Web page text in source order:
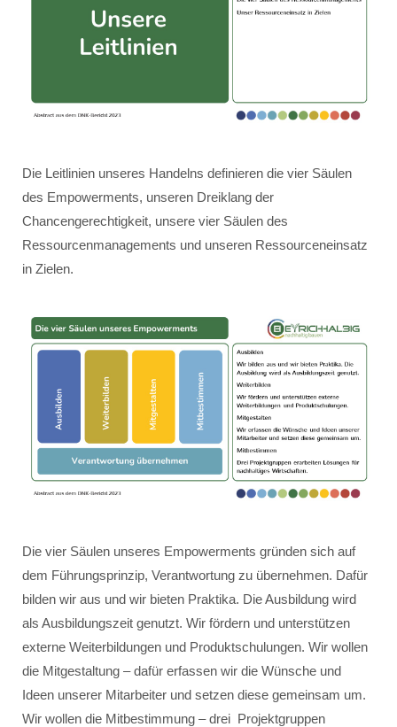
Die Leitlinien unseres Handelns definieren die vier Säulen
des Empowerments, unseren Dreiklang der
Chancengerechtigkeit, unsere vier Säulen des
Ressourcenmanagements und unseren Ressourceneinsatz
in Zielen.
Die vier Säulen unseres Empowerments gründen sich auf
dem Führungsprinzip, Verantwortung zu übernehmen. Dafür
bilden wir aus und wir bieten Praktika. Die Ausbildung wird
als Ausbildungszeit genutzt. Wir fördern und unterstützen
externe Weiterbildungen und Produktschulungen. Wir wollen
die Mitgestaltung – dafür erfassen wir die Wünsche und
Ideen unserer Mitarbeiter und setzen diese gemeinsam um.
Wir wollen die Mitbestimmung – drei Projektgruppen